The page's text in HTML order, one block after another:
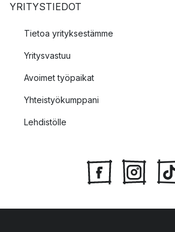
YRITYSTIEDOT
Tietoa yrityksestämme
Yritysvastuu
Avoimet työpaikat
Yhteistyökumppani
Lehdistölle